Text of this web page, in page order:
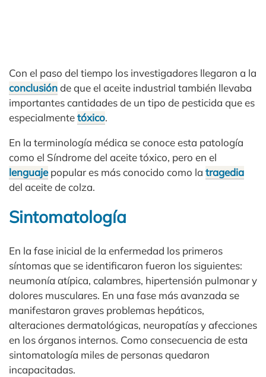
Con el paso del tiempo los investigadores llegaron a la
conclusiónde que el aceite industrial también llevaba
importantes cantidades de un tipo de pesticida que es
especialmentetóxico.
En la terminología médica se conoce esta patología
como el Síndrome del aceite tóxico, pero en el
lenguajepopular es más conocido como la tragedia
del aceite de colza.
Sintomatología
En la fase inicial de la enfermedad los primeros
síntomas que se identificaron fueron los siguientes:
neumonía atípica, calambres, hipertensión pulmonar y
dolores musculares. En una fase más avanzada se
manifestaron graves problemas hepáticos,
alteraciones dermatológicas, neuropatías y afecciones
en los órganos internos. Como consecuencia de esta
sintomatología miles de personas quedaron
incapacitadas.